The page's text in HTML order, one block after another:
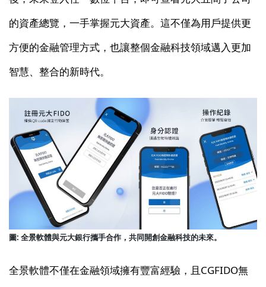
的資產總覽，一手掌握元大資產。這不僅為用戶提供更
方便的金融管理方式，也讓整個金融科技領域邁入更加
智慧、整合的新時代。
圖: 全景軟體與元大銀行攜手合作，共同開創金融科技的未來。
全景軟體不僅在金融領域擁有豐富經驗，且CGFIDO無